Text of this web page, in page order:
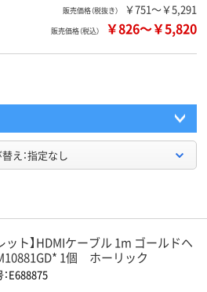
販売価格（税抜き） ￥751～￥5,291
販売価格（税込） ￥826～￥5,820
え：指定なし
ット】HDMIケーブル 1m ゴールドヘ
1個 ホーリック
E688875